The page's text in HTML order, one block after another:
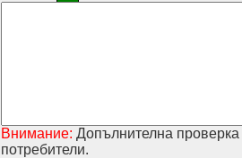
Внимание: Допълнителна
потребители.